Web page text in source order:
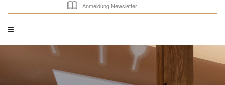
Anmeldung Newsletter